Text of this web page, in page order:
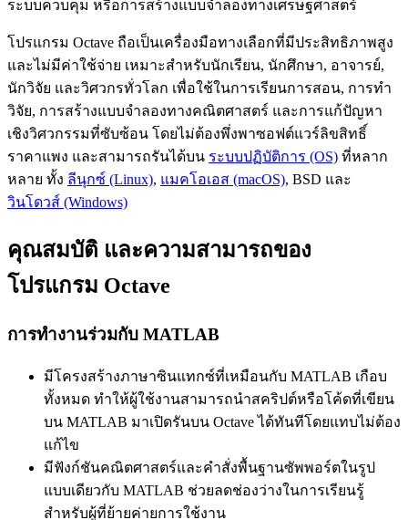
ระบบควบคุม หรือการสร้างแบบจำลองทางเศรษฐศาสตร์
โปรแกรม Octave ถือเป็นเครื่องมือทางเลือกที่มีประสิทธิภาพสูง
และไม่มีค่าใช้จ่าย เหมาะสำหรับนักเรียน, นักศึกษา, อาจารย์,
นักวิจัย และวิศวกรทั่วโลก เพื่อใช้ในการเรียนการสอน, การทำ
วิจัย, การสร้างแบบจำลองทางคณิตศาสตร์ และการแก้ปัญหา
เชิงวิศวกรรมที่ซับซ้อน โดยไม่ต้องพึ่งพาซอฟต์แวร์ลิขสิทธิ์
ราคาแพง และสามารถรันได้บน ระบบปฏิบัติการ (OS) ที่หลาก
หลาย ทั้ง ลีนุกซ์ (Linux), แมคโอเอส (macOS), BSD และ
วินโดวส์ (Windows)
คุณสมบัติ และความสามารถของ
โปรแกรม Octave
การทำงานร่วมกับ MATLAB
มีโครงสร้างภาษาซินแทกซ์ที่เหมือนกับ MATLAB เกือบ
ทั้งหมด ทำให้ผู้ใช้งานสามารถนำสคริปต์หรือโค้ดที่เขียน
บน MATLAB มาเปิดรันบน Octave ได้ทันทีโดยแทบไม่ต้อง
แก้ไข
มีฟังก์ชันคณิตศาสตร์และคำสั่งพื้นฐานซัพพอร์ตในรูป
แบบเดียวกับ MATLAB ช่วยลดช่องว่างในการเรียนรู้
สำหรับผู้ที่ย้ายค่ายการใช้งาน